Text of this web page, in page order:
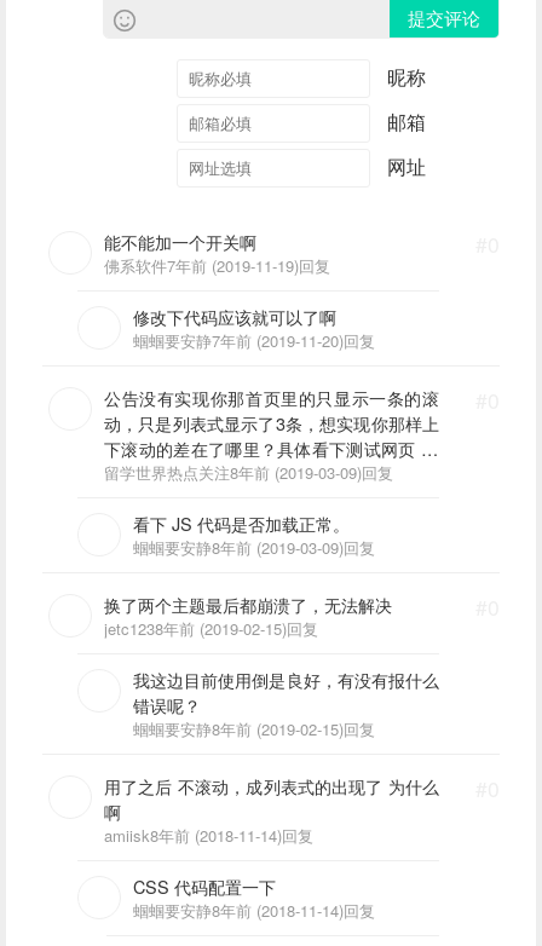
提交评论
昵称
邮箱
网址
能不能加一个开关啊
佛系软件7年前 (2019-11-19)回复
修改下代码应该就可以了啊
蝈蝈要安静7年前 (2019-11-20)回复
公告没有实现你那首页里的只显示一条的滚
动，只是列表式显示了3条，想实现你那样上
下滚动的差在了哪里？具体看下测试网页 ov
erseastudy.world
留学世界热点关注8年前 (2019-03-09)回复
看下 JS 代码是否加载正常。
蝈蝈要安静8年前 (2019-03-09)回复
换了两个主题最后都崩溃了，无法解决
jetc1238年前 (2019-02-15)回复
我这边目前使用倒是良好，有没有报什么
错误呢？
蝈蝈要安静8年前 (2019-02-15)回复
用了之后 不滚动，成列表式的出现了 为什么
啊
amiisk8年前 (2018-11-14)回复
CSS 代码配置一下
蝈蝈要安静8年前 (2018-11-14)回复